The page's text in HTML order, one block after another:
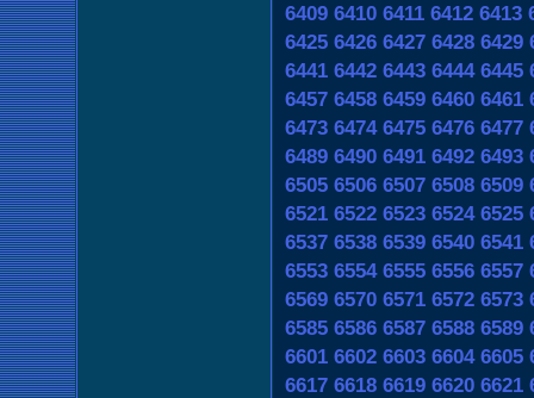
6409 6410 6411 6412 6413
6425 6426 6427 6428 6429
6441 6442 6443 6444 6445
6457 6458 6459 6460 6461
6473 6474 6475 6476 6477
6489 6490 6491 6492 6493
6505 6506 6507 6508 6509
6521 6522 6523 6524 6525
6537 6538 6539 6540 6541
6553 6554 6555 6556 6557
6569 6570 6571 6572 6573
6585 6586 6587 6588 6589
6601 6602 6603 6604 6605
6617 6618 6619 6620 6621